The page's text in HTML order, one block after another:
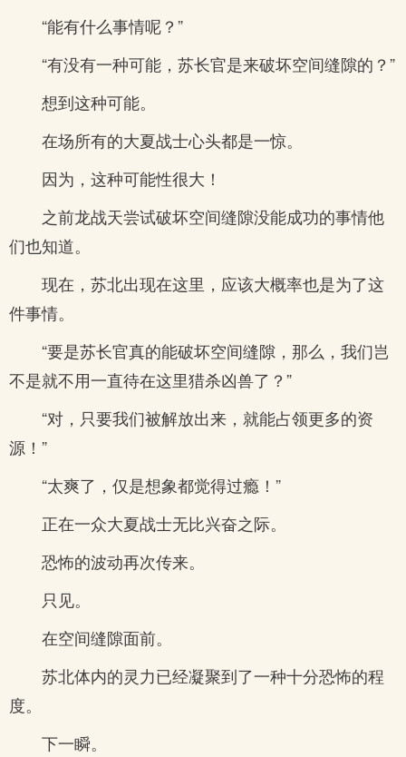
“能有什么事情呢？”
“有没有一种可能，苏长官是来破坏空间缝隙的？”
想到这种可能。
在场所有的大夏战士心头都是一惊。
因为，这种可能性很大！
之前龙战天尝试破坏空间缝隙没能成功的事情他
们也知道。
现在，苏北出现在这里，应该大概率也是为了这
件事情。
“要是苏长官真的能破坏空间缝隙，那么，我们岂
不是就不用一直待在这里猎杀凶兽了？”
“对，只要我们被解放出来，就能占领更多的资
源！”
“太爽了，仅是想象都觉得过瘾！”
正在一众大夏战士无比兴奋之际。
恐怖的波动再次传来。
只见。
在空间缝隙面前。
苏北体内的灵力已经凝聚到了一种十分恐怖的程
度。
下一瞬。